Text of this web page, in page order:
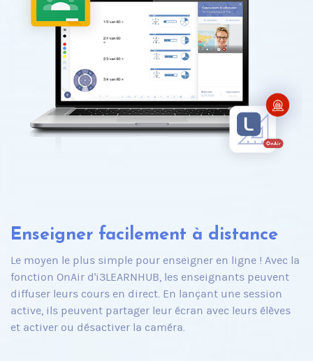
Enseigner facilement à distance
Le moyen le plus simple pour enseigner en ligne ! Avec la
fonction OnAir d'i3LEARNHUB, les enseignants peuvent
diffuser leurs cours en direct. En lançant une session
active, ils peuvent partager leur écran avec leurs élèves
et activer ou désactiver la caméra.